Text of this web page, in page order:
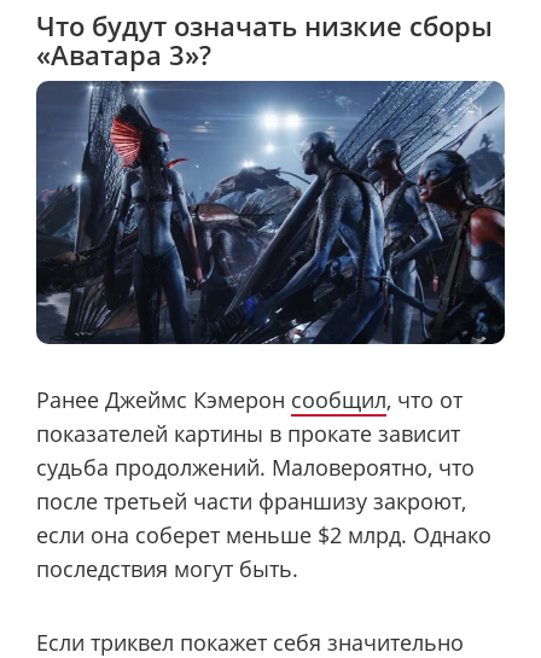
Что будут означать низкие сборы
«Аватара 3»?
Ранее Джеймс Кэмерон сообщил, что от
показателей картины в прокате зависит
судьба продолжений. Маловероятно, что
после третьей части франшизу закроют,
если она соберет меньше $2 млрд. Однако
последствия могут быть.
Если триквел покажет себя значительно